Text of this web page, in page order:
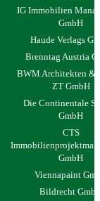
IG Immobilien
GmbH
Haude Verlags
Brenntag Austria
BWM Architekten &
ZT GmbH
Die Continentale
GmbH
CTS
GmbH
Viennapaint
Bildrecht